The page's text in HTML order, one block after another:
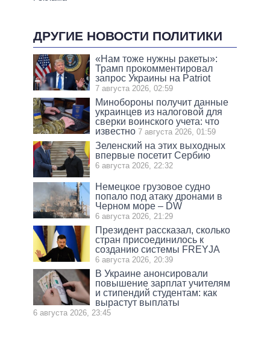
ДРУГИЕ НОВОСТИ ПОЛИТИКИ
«Нам тоже нужны ракеты»:
Трамп прокомментировал
запрос Украины на Patriot
7 августа 2026, 02:59
Минобороны получит данные
украинцев из налоговой для
сверки воинского учета: что
известно 7 августа 2026, 01:59
Зеленский на этих выходных
впервые посетит Сербию
6 августа 2026, 22:32
Немецкое грузовое судно
попало под атаку дронами в
Черном море – DW
6 августа 2026, 21:29
Президент рассказал, сколько
стран присоединилось к
созданию системы FREYJA
6 августа 2026, 20:39
В Украине анонсировали
повышение зарплат учителям
и стипендий студентам: как
вырастут выплаты
6 августа 2026, 23:45